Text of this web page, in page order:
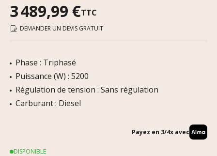
3 489,99 €TTC
DEMANDER UN DEVIS GRATUIT
Phase : Triphasé
Puissance (W) : 5200
Régulation de tension : Sans régulation
Carburant : Diesel
Payez en 3/4x avec
DISPONIBLE